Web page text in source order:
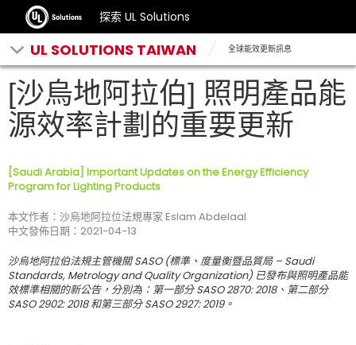
探索 UL Solutions
UL SOLUTIONS TAIWAN 全球能效更新訊息
[沙烏地阿拉伯] 照明產品能
源效率計劃的重要更新
[Saudi Arabia] Important Updates on the Energy Efficiency
Program for Lighting Products
本文作者：沙烏地阿拉位法規專家 Eslam Abdelaal
中文發佈日期：2021-04-13
沙烏地阿拉伯法規主管機關 SASO (標準、度量衡暨品質局 – Saudi
Standards, Metrology and Quality Organization) 已發布與照明產品能
效標準相關的新公告，分別為：第一部分 SASO 2870: 2018、第二部分
SASO 2902: 2018 和第三部分 SASO 2927: 2019。